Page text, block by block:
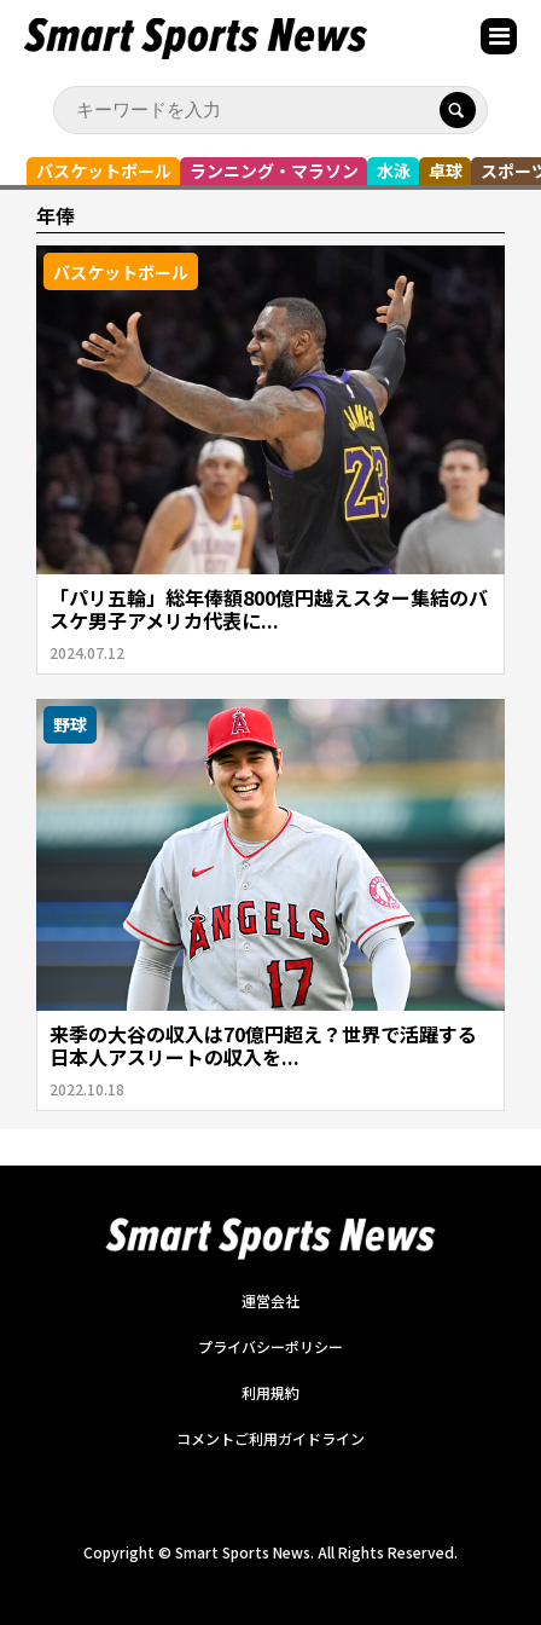
バスケットボール ランニング・マラソン 水泳 卓球 スポー
年俸
バスケットボール
「パリ五輪」総年俸額800億円越えスター集結のバ
スケ男子アメリカ代表に...
2024.07.12
野球
来季の大谷の収入は70億円超え？世界で活躍する
日本人アスリートの収入を...
2022.10.18
運営会社
プライバシーポリシー
利用規約
コメントご利用ガイドライン
Copyright © Smart Sports News. All Rights Reserved.